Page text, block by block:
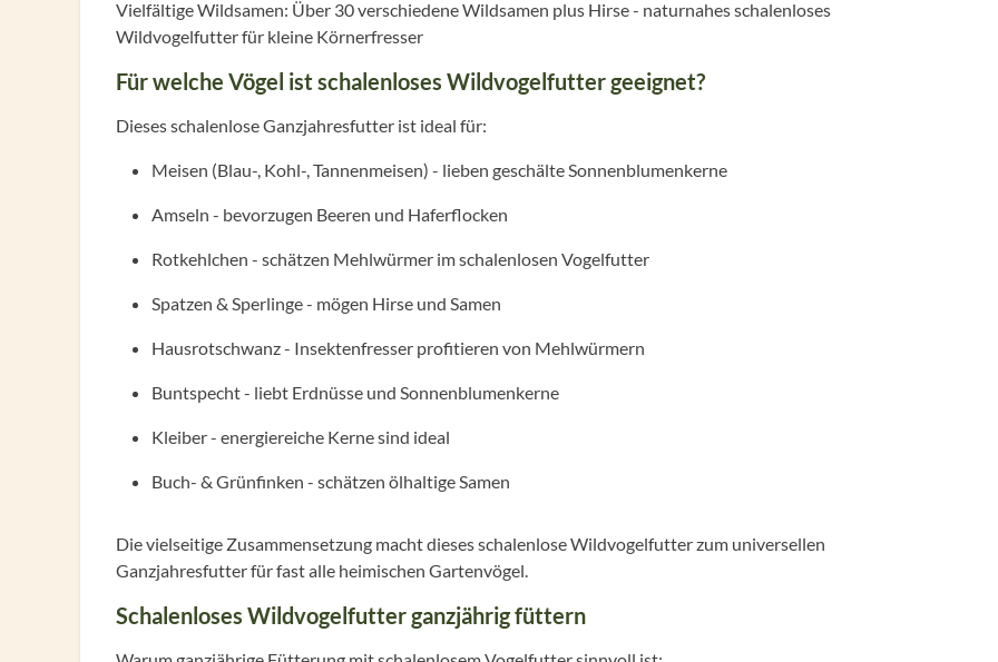
Vielfältige Wildsamen: Über 30 verschiedene Wildsamen plus Hirse - naturnahes schalenloses
Wildvogelfutter für kleine Körnerfresser
Für welche Vögel ist schalenloses Wildvogelfutter geeignet?
Dieses schalenlose Ganzjahresfutter ist ideal für:
Meisen (Blau-, Kohl-, Tannenmeisen) - lieben geschälte Sonnenblumenkerne
Amseln - bevorzugen Beeren und Haferflocken
Rotkehlchen - schätzen Mehlwürmer im schalenlosen Vogelfutter
Spatzen & Sperlinge - mögen Hirse und Samen
Hausrotschwanz - Insektenfresser profitieren von Mehlwürmern
Buntspecht - liebt Erdnüsse und Sonnenblumenkerne
Kleiber - energiereiche Kerne sind ideal
Buch- & Grünfinken - schätzen ölhaltige Samen
Die vielseitige Zusammensetzung macht dieses schalenlose Wildvogelfutter zum universellen
Ganzjahresfutter für fast alle heimischen Gartenvögel.
Schalenloses Wildvogelfutter ganzjährig füttern